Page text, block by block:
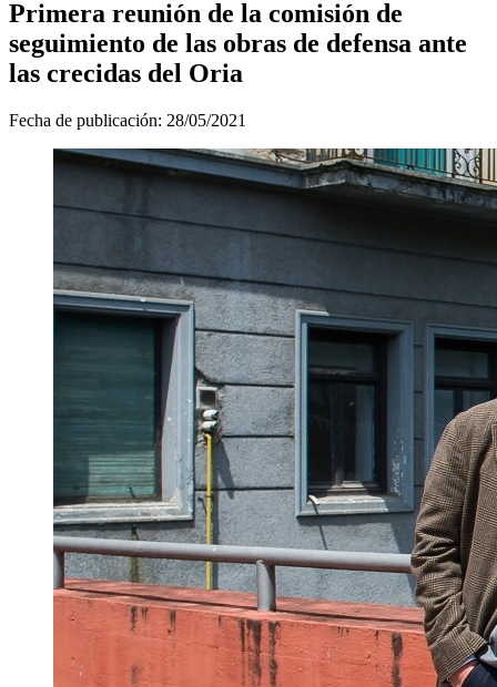
Primera reunión de la comisión de
seguimiento de las obras de defensa ante
las crecidas del Oria
Fecha de publicación: 28/05/2021